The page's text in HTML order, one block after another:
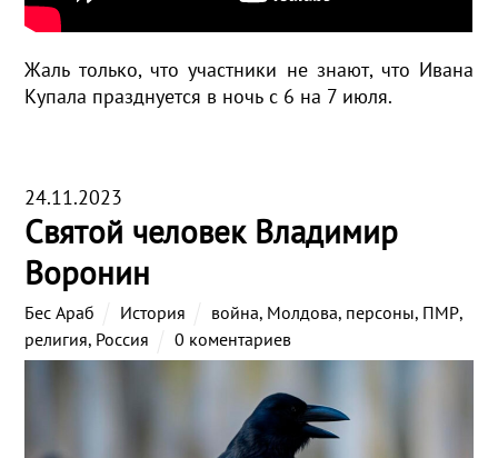
Жаль только, что участники не знают, что Ивана
Купала празднуется в ночь с 6 на 7 июля.
24.11.2023
Святой человек Владимир
Воронин
Бес Араб История война, Молдова, персоны, ПМР,
религия, Россия 0 коментариев